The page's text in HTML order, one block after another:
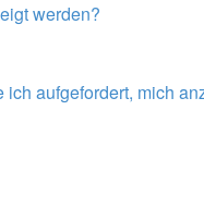
werden?
aufgefordert, mich